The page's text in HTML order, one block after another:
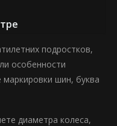
подростков,
особенности
шин, буква
диаметра колеса,